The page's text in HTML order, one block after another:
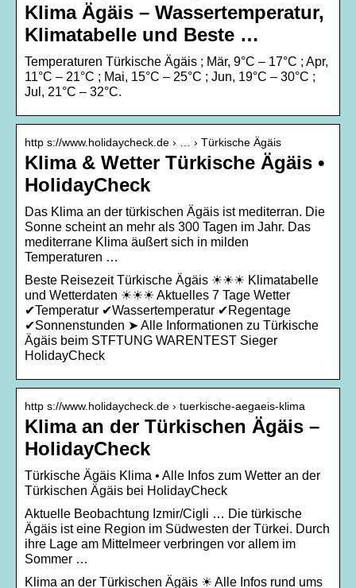
Klima Ägäis – Wassertemperatur,
Klimatabelle und Beste …
Temperaturen Türkische Ägäis ; Mär, 9°C – 17°C ; Apr,
11°C – 21°C ; Mai, 15°C – 25°C ; Jun, 19°C – 30°C ;
Jul, 21°C – 32°C.
http s://www.holidaycheck.de › … › Türkische Ägäis
Klima & Wetter Türkische Ägäis •
HolidayCheck
Das Klima an der türkischen Ägäis ist mediterran. Die
Sonne scheint an mehr als 300 Tagen im Jahr. Das
mediterrane Klima äußert sich in milden
Temperaturen …
Beste Reisezeit Türkische Ägäis ☀☀☀ Klimatabelle
und Wetterdaten ☀☀☀ Aktuelles 7 Tage Wetter
✔Temperatur ✔Wassertemperatur ✔Regentage
✔Sonnenstunden ➤ Alle Informationen zu Türkische
Ägäis beim STFTUNG WARENTEST Sieger
HolidayCheck
http s://www.holidaycheck.de › tuerkische-aegaeis-klima
Klima an der Türkischen Ägäis –
HolidayCheck
Türkische Ägäis Klima • Alle Infos zum Wetter an der
Türkischen Ägäis bei HolidayCheck
Aktuelle Beobachtung Izmir/Cigli … Die türkische
Ägäis ist eine Region im Südwesten der Türkei. Durch
ihre Lage am Mittelmeer verbringen vor allem im
Sommer …
Klima an der Türkischen Ägäis ☀ Alle Infos rund ums